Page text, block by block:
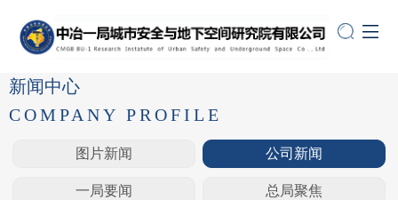
新闻中心
COMPANY PROFILE
图片新闻 公司新闻
一局要闻 总局聚焦